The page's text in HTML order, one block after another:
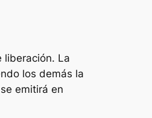
liberación. La
los demás la
emitirá en